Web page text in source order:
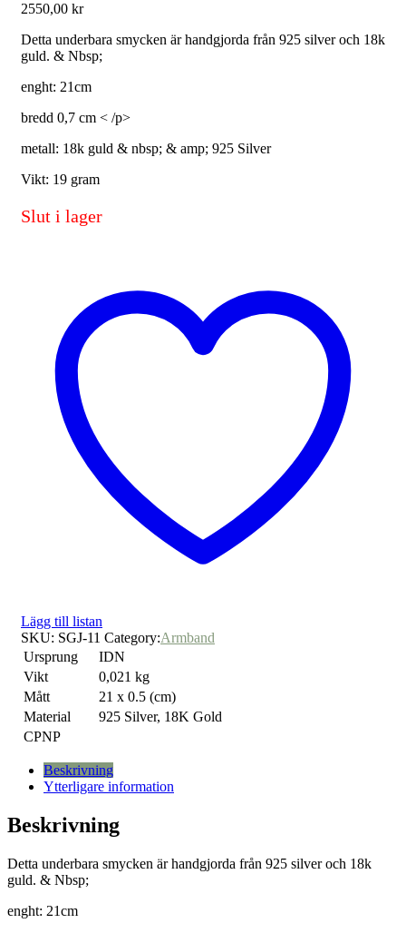
2550,00 kr
Detta underbara smycken är handgjorda från 925 silver och 18k
guld. & Nbsp;
enght: 21cm
bredd 0,7 cm < /p>
metall: 18k guld & nbsp; & amp; 925 Silver
Vikt: 19 gram
Slut i lager
Lägg till listan
SKU: SGJ-11 Category:Armband
Ursprung
IDN
Vikt
0,021 kg
Mått
21 x 0.5 (cm)
Material
925 Silver, 18K Gold
CPNP
Beskrivning
Ytterligare information
Beskrivning
Detta underbara smycken är handgjorda från 925 silver och 18k
guld. & Nbsp;
enght: 21cm